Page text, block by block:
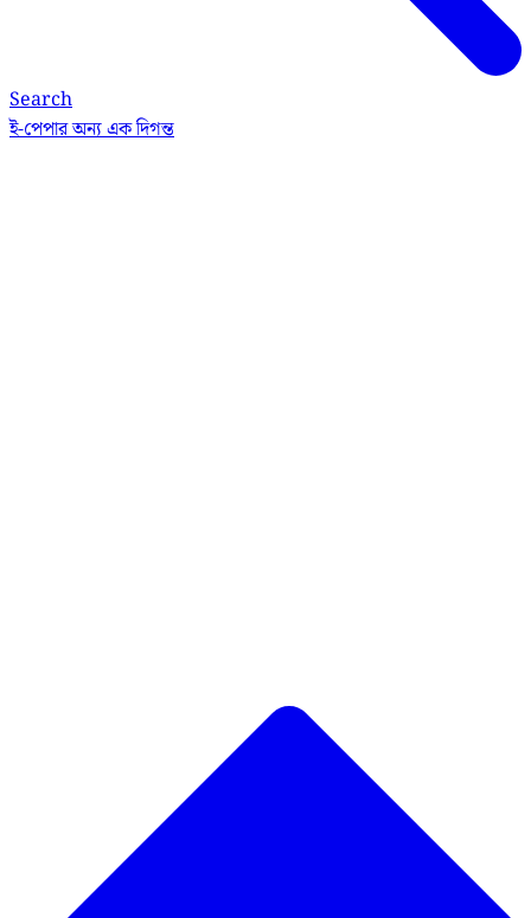
Search
ই-পেপারঅন্য এক দিগন্ত